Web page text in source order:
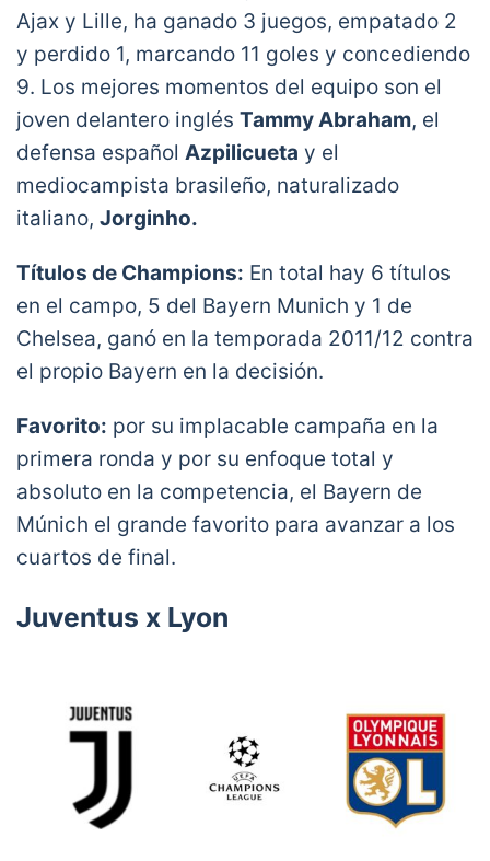
Ajax y Lille, ha ganado 3 juegos, empatado 2
y perdido 1, marcando 11 goles y concediendo
9. Los mejores momentos del equipo son el
joven delantero inglés Tammy Abraham, el
defensa español Azpilicueta y el
mediocampista brasileño, naturalizado
italiano, Jorginho.
Títulos de Champions: En total hay 6 títulos
en el campo, 5 del Bayern Munich y 1 de
Chelsea, ganó en la temporada 2011/12 contra
el propio Bayern en la decisión.
Favorito: por su implacable campaña en la
primera ronda y por su enfoque total y
absoluto en la competencia, el Bayern de
Múnich el grande favorito para avanzar a los
cuartos de final.
Juventus x Lyon